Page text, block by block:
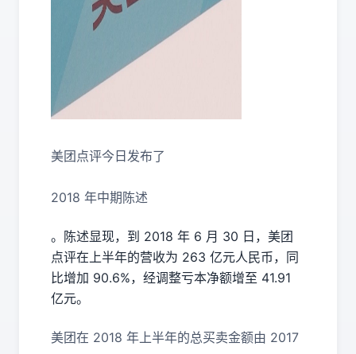
美团点评今日发布了
2018 年中期陈述
。陈述显现，到 2018 年 6 月 30 日，美团
点评在上半年的营收为 263 亿元人民币，同
比增加 90.6%，经调整亏本净额增至 41.91
亿元。
美团在 2018 年上半年的总买卖金额由 2017